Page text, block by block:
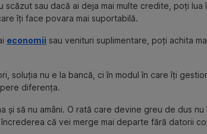
scăzut sau dacă ai deja mai multe credite, poți
îți face povara mai suportabilă.
economii sau venituri suplimentare, poți achita
soluția nu e la bancă, ci în modul în care îți
diferența.
și să nu amâni. O rată care devine greu de dus
că vei merge mai departe fără datorii